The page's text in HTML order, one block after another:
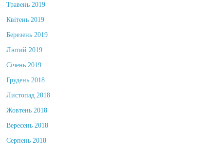
Травень 2019
Квітень 2019
Березень 2019
Лютий 2019
Січень 2019
Грудень 2018
Листопад 2018
Жовтень 2018
Вересень 2018
Серпень 2018